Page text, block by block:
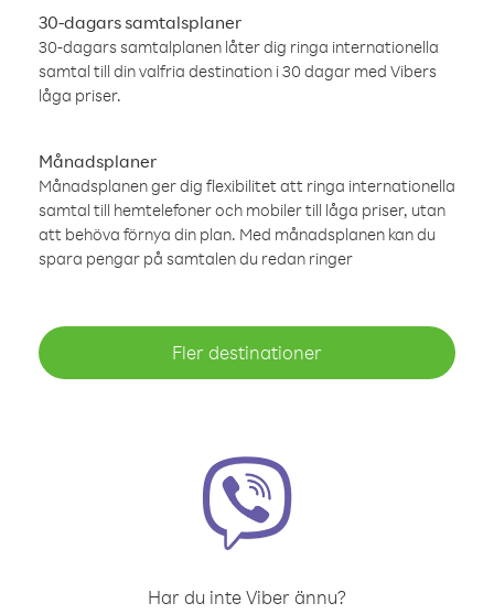
30-dagars samtalsplaner
30-dagars samtalplanen låter dig ringa internationella
samtal till din valfria destination i 30 dagar med Vibers
låga priser.
Månadsplaner
Månadsplanen ger dig flexibilitet att ringa internationella
samtal till hemtelefoner och mobiler till låga priser, utan
att behöva förnya din plan. Med månadsplanen kan du
spara pengar på samtalen du redan ringer
Fler destinationer
Har du inte Viber ännu?